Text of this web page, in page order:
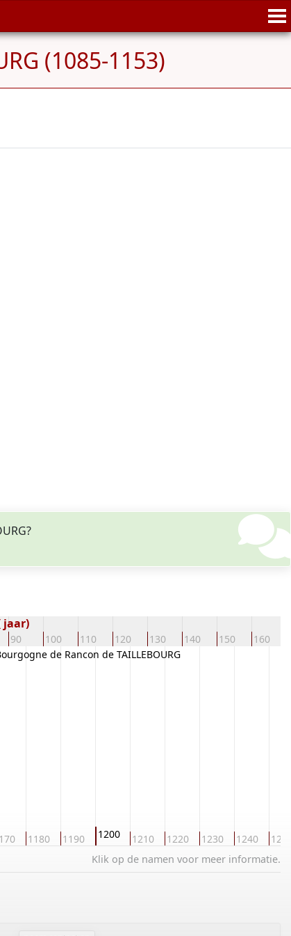
(1085-1153)
90 100 110 120 130 140 150 160
jaar)
1180 1190 1200 1210 1220 1230 1240
de Rancon de TAILLEBOURG
Klik op de namen voor meer informatie.